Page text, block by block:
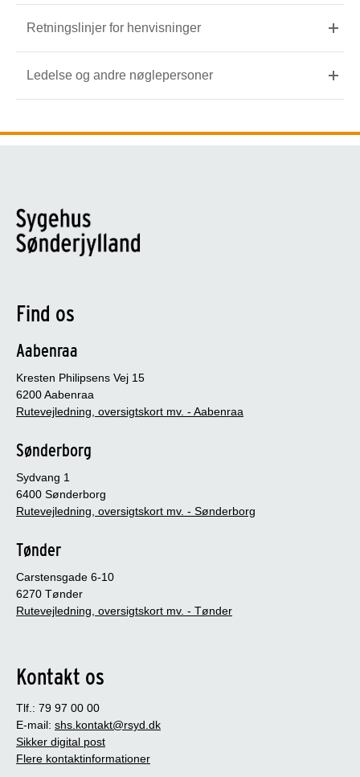
Retningslinjer for henvisninger
Ledelse og andre nøglepersoner
Find os
Aabenraa
Kresten Philipsens Vej 15
6200 Aabenraa
Rutevejledning, oversigtskort mv. - Aabenraa
Sønderborg
Sydvang 1
6400 Sønderborg
Rutevejledning, oversigtskort mv. - Sønderborg
Tønder
Carstensgade 6-10
6270 Tønder
Rutevejledning, oversigtskort mv. - Tønder
Kontakt os
Tlf.: 79 97 00 00
E-mail: shs.kontakt@rsyd.dk
Sikker digital post
Flere kontaktinformationer